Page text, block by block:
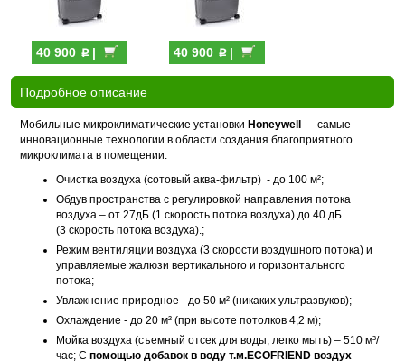
40 900 p| 40 900 p|
Подробное описание
Мобильные микроклиматические установки Honeywell
— самые
инновационные технологии в области создания благоприятного
микроклимата в помещении.
Очистка воздуха (сотовый аква-фильтр) - до 100 м²;
Обдув пространства с регулировкой направления потока
воздуха – от 27дБ (1 скорость потока воздуха) до 40 дБ
(3 скорость потока воздуха).;
Режим вентиляции воздуха (3 скорости воздушного потока) и
управляемые жалюзи вертикального и горизонтального
потока;
Увлажнение природное - до 50 м² (никаких ультразвуков);
Охлаждение - до 20 м² (при высоте потолков 4,2 м);
Мойка воздуха (съемный отсек для воды, легко мыть) – 510 м³/
час; С помощью добавок в воду т.м.ECOFRIEND воздух